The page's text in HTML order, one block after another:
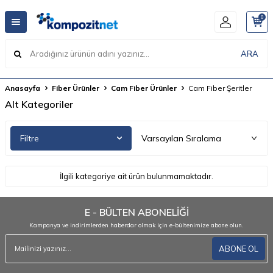
ARA
0
Anasayfa Fiber Ürünler Cam Fiber Ürünler Cam Fiber Şeritler
Alt Kategoriler
Filtre
İlgili kategoriye ait ürün bulunmamaktadır.
E - BÜLTEN ABONELİĞİ
Kampanya ve indirimlerden haberdar olmak için e-bültenimize abone olun.
ABONE OL